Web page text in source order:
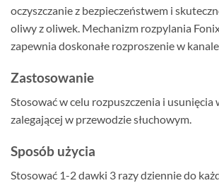
oczyszczanie z bezpieczeństwem i
oliwy z oliwek. Mechanizm rozpylania
zapewnia doskonałe rozproszenie w
Zastosowanie
Stosować w celu rozpuszczenia i
zalegającej w przewodzie słuchowym.
Sposób użycia
Stosować 1-2 dawki 3 razy dziennie do